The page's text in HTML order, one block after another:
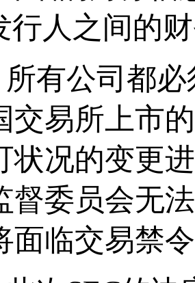
行人之间的
所有公司都
交易所上市
状况的变更
督委员会无
面临交易禁